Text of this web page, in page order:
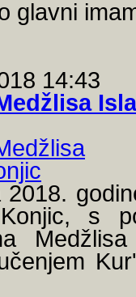
glavni
14:43
Konjic, s